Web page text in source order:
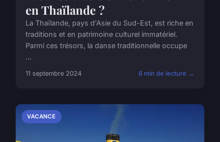
en Thaïlande ?
La Thaïlande, pays d'Asie du Sud-Est, est riche en
traditions et en patrimoine culturel immatériel.
Parmi ces trésors, la danse traditionnelle occupe
...
11 septembre 2024 6 min de lecture →
VACANCE